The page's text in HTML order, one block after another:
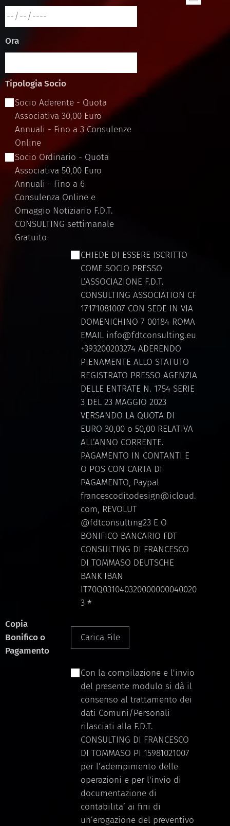
Ora
Tipologia Socio
Socio Aderente - Quota
Associativa 30,00 Euro
Annuali - Fino a 3 Consulenze
Online
Socio Ordinario - Quota
Associativa 50,00 Euro
Annuali - Fino a 6
Consulenza Online e
Omaggio Notiziario F.D.T.
CONSULTING settimanale
Gratuito
CHIEDE DI ESSERE ISCRITTO
COME SOCIO PRESSO
L’ASSOCIAZIONE F.D.T.
CONSULTING ASSOCIATION CF
17171081007 CON SEDE IN VIA
DOMENICHINO 7 00184 ROMA
EMAIL info@fdtconsulting.eu
+393200203274 ADERENDO
PIENAMENTE ALLO STATUTO
REGISTRATO PRESSO AGENZIA
DELLE ENTRATE N. 1754 SERIE
3 DEL 23 MAGGIO 2023
VERSANDO LA QUOTA DI
EURO 30,00 o 50,00 RELATIVA
ALL’ANNO CORRENTE.
PAGAMENTO IN CONTANTI E
O POS CON CARTA DI
PAGAMENTO, Paypal
francescoditodesign@icloud.
com, REVOLUT
@fdtconsulting23 E O
BONIFICO BANCARIO FDT
CONSULTING DI FRANCESCO
DI TOMMASO DEUTSCHE
BANK IBAN
IT70Q031040320000000040020
3
Copia
Bonifico o
Pagamento
Carica File
Con la compilazione e l'invio
del presente modulo si dà il
consenso al trattamento dei
dati Comuni/Personali
rilasciati alla F.D.T.
CONSULTING DI FRANCESCO
DI TOMMASO PI 15981021007
per l'adempimento delle
operazioni e per l'invio di
documentazione di
contabilita’ ai fini di
un’erogazione del preventivo